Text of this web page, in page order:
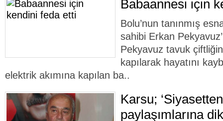
Babaannesi için
Bolu’nun tanınmış
sahibi Erkan
Pekyavuz tavuk
kapılarak hayatını
elektrik akımına kapılan ba..
Karsu;
paylaşımlarına